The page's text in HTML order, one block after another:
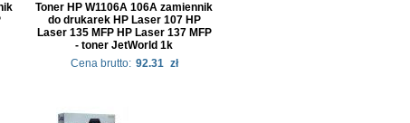
Toner HP W1106A 106A zamiennik
do drukarek HP Laser 107 HP
Laser 135 MFP HP Laser 137 MFP
- toner JetWorld 1k
Cena brutto: 92.31 zł